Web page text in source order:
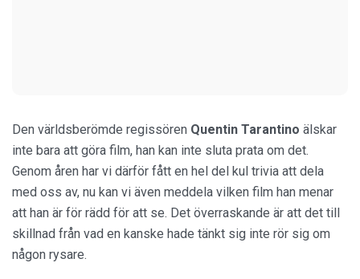
Den världsberömde regissören Quentin Tarantino älskar
inte bara att göra film, han kan inte sluta prata om det.
Genom åren har vi därför fått en hel del kul trivia att dela
med oss av, nu kan vi även meddela vilken film han menar
att han är för rädd för att se. Det överraskande är att det till
skillnad från vad en kanske hade tänkt sig inte rör sig om
någon rysare.